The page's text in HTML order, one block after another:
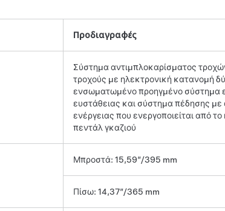
Προδιαγραφές
Σύστημα αντιμπλοκαρίσματος
τροχούς με ηλεκτρονική κατανομή
ενσωματωμένο προηγμένο σύστημα
ευστάθειας και σύστημα πέδησης
ενέργειας που ενεργοποιείται από
πεντάλ γκαζιού
Μπροστά: 15,59”/395 mm
Πίσω: 14,37”/365 mm